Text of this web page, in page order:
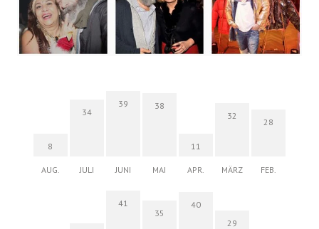
8
AUG.
34
JULI
39
JUNI
38
MAI
11
APR.
32
MÄRZ
28
FEB.
41
35
40
29